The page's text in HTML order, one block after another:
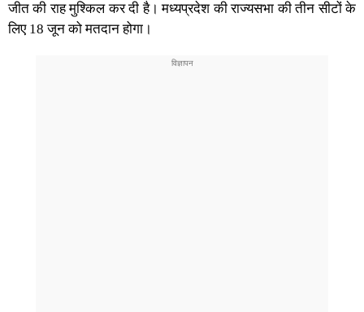
जीत की राह मुश्किल कर दी है। मध्यप्रदेश की राज्यसभा की तीन सीटों के
लिए 18 जून को मतदान होगा।